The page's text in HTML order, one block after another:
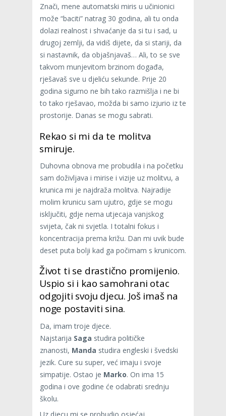
Znači, mene automatski miris u učinionici
može “baciti” natrag 30 godina, ali tu onda
dolazi realnost i shvaćanje da si tu i sad, u
drugoj zemlji, da vidiš dijete, da si stariji, da
si nastavnik, da objašnjavaš… Ali, to se sve
takvom munjevitom brzinom događa,
rješavaš sve u djeliću sekunde. Prije 20
godina sigurno ne bih tako razmišlja i ne bi
to tako rješavao, možda bi samo izjurio iz te
prostorije. Danas se mogu sabrati.
Rekao si mi da te molitva
smiruje.
Duhovna obnova me probudila i na početku
sam doživljava i mirise i vizije uz molitvu, a
krunica mi je najdraža molitva. Najradije
molim krunicu sam ujutro, gdje se mogu
isključiti, gdje nema utjecaja vanjskog
svijeta, čak ni svjetla. I totalni fokus i
koncentracija prema križu. Dan mi uvik bude
deset puta bolji kad ga počimam s krunicom.
Život ti se drastično promijenio.
Uspio si i kao samohrani otac
odgojiti svoju djecu. Još imaš na
noge postaviti sina.
Da, imam troje djece.
Najstarija Saga studira političke
znanosti, Manda studira engleski i švedski
jezik. Cure su super, već imaju i svoje
simpatije. Ostao je Marko. On ima 15
godina i ove godine će odabrati srednju
školu.